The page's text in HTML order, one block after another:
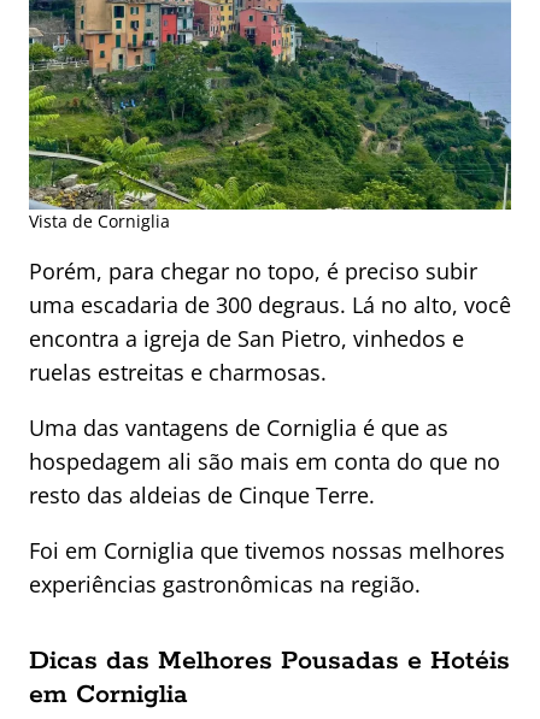
Vista de Corniglia
Porém, para chegar no topo, é preciso subir
uma escadaria de 300 degraus. Lá no alto, você
encontra a igreja de San Pietro, vinhedos e
ruelas estreitas e charmosas.
Uma das vantagens de Corniglia é que as
hospedagem ali são mais em conta do que no
resto das aldeias de Cinque Terre.
Foi em Corniglia que tivemos nossas melhores
experiências gastronômicas na região.
Dicas das Melhores Pousadas e Hotéis
em Corniglia